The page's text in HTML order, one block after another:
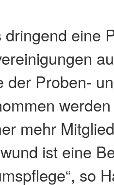
dringend eine
der Proben-
mehr
ist eine
so